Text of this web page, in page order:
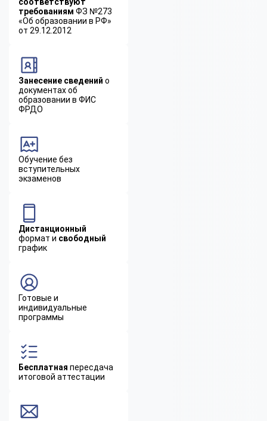
требованиям ФЗ №273
«Об образовании в РФ»
от 29.12.2012
Занесение сведений о
документах об
образовании в ФИС
ФРДО
Обучение без
вступительных
экзаменов
Дистанционный
формат и свободный
график
Готовые и
индивидуальные
программы
Бесплатная пересдача
итоговой аттестации